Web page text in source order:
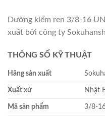
Dưỡng kiểm ren 3/8-16
xuất bởi công ty
THÔNG SỐ KỸ THUẬT
Hãng sản xuất
Xuất xứ Nhật
Mã sản phẩm 3/8-